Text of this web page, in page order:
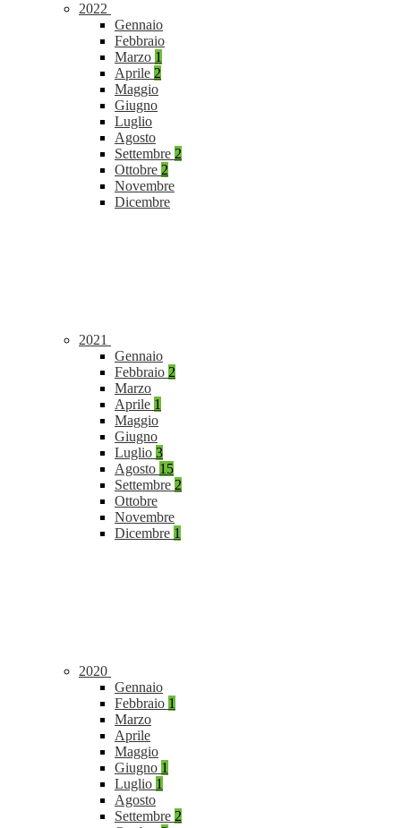
2022
Gennaio
Febbraio
Marzo 1
Aprile 2
Maggio
Giugno
Luglio
Agosto
Settembre 2
Ottobre 2
Novembre
Dicembre
2021
Gennaio
Febbraio 2
Marzo
Aprile 1
Maggio
Giugno
Luglio 3
Agosto 15
Settembre 2
Ottobre
Novembre
Dicembre 1
2020
Gennaio
Febbraio 1
Marzo
Aprile
Maggio
Giugno 1
Luglio 1
Agosto
Settembre 2